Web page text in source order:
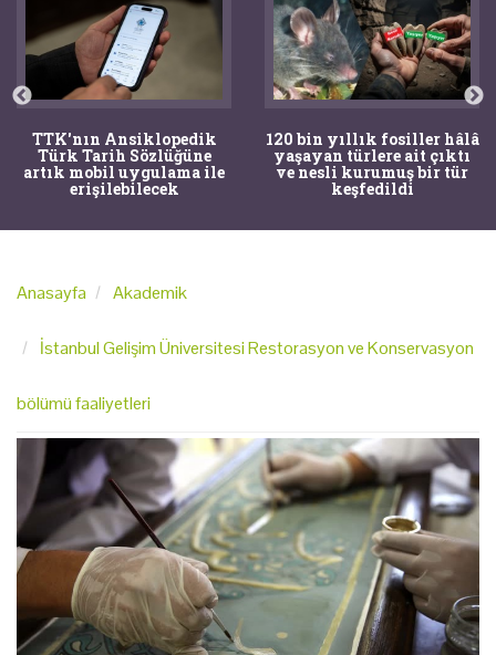
TTK'nın Ansiklopedik
Türk Tarih Sözlüğüne
artık mobil uygulama ile
erişilebilecek
120 bin yıllık fosiller hâlâ
yaşayan türlere ait çıktı
ve nesli kurumuş bir tür
keşfedildi
Anasayfa Akademik
İstanbul Gelişim Üniversitesi Restorasyon ve Konservasyon
bölümü faaliyetleri